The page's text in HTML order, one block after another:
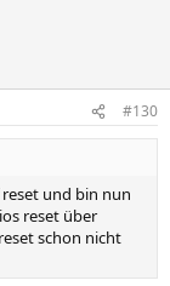
#130
und bin nun
reset über
schon nicht